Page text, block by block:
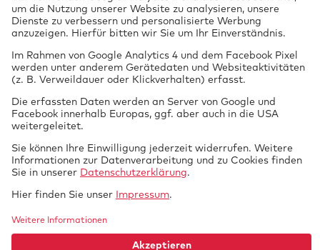
FON 0711 97676-0
MAIL info@gtue.de
WEB www.gtue.de
Datenschutz
Impressum